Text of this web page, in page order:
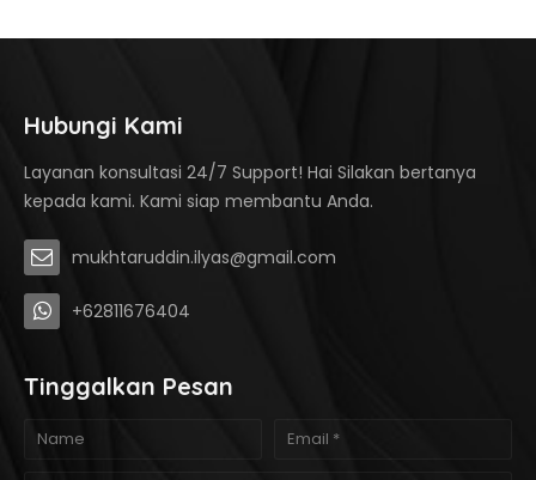
Hubungi Kami
Layanan konsultasi 24/7 Support! Hai Silakan bertanya
kepada kami. Kami siap membantu Anda.
mukhtaruddin.ilyas@gmail.com
+62811676404
Tinggalkan Pesan